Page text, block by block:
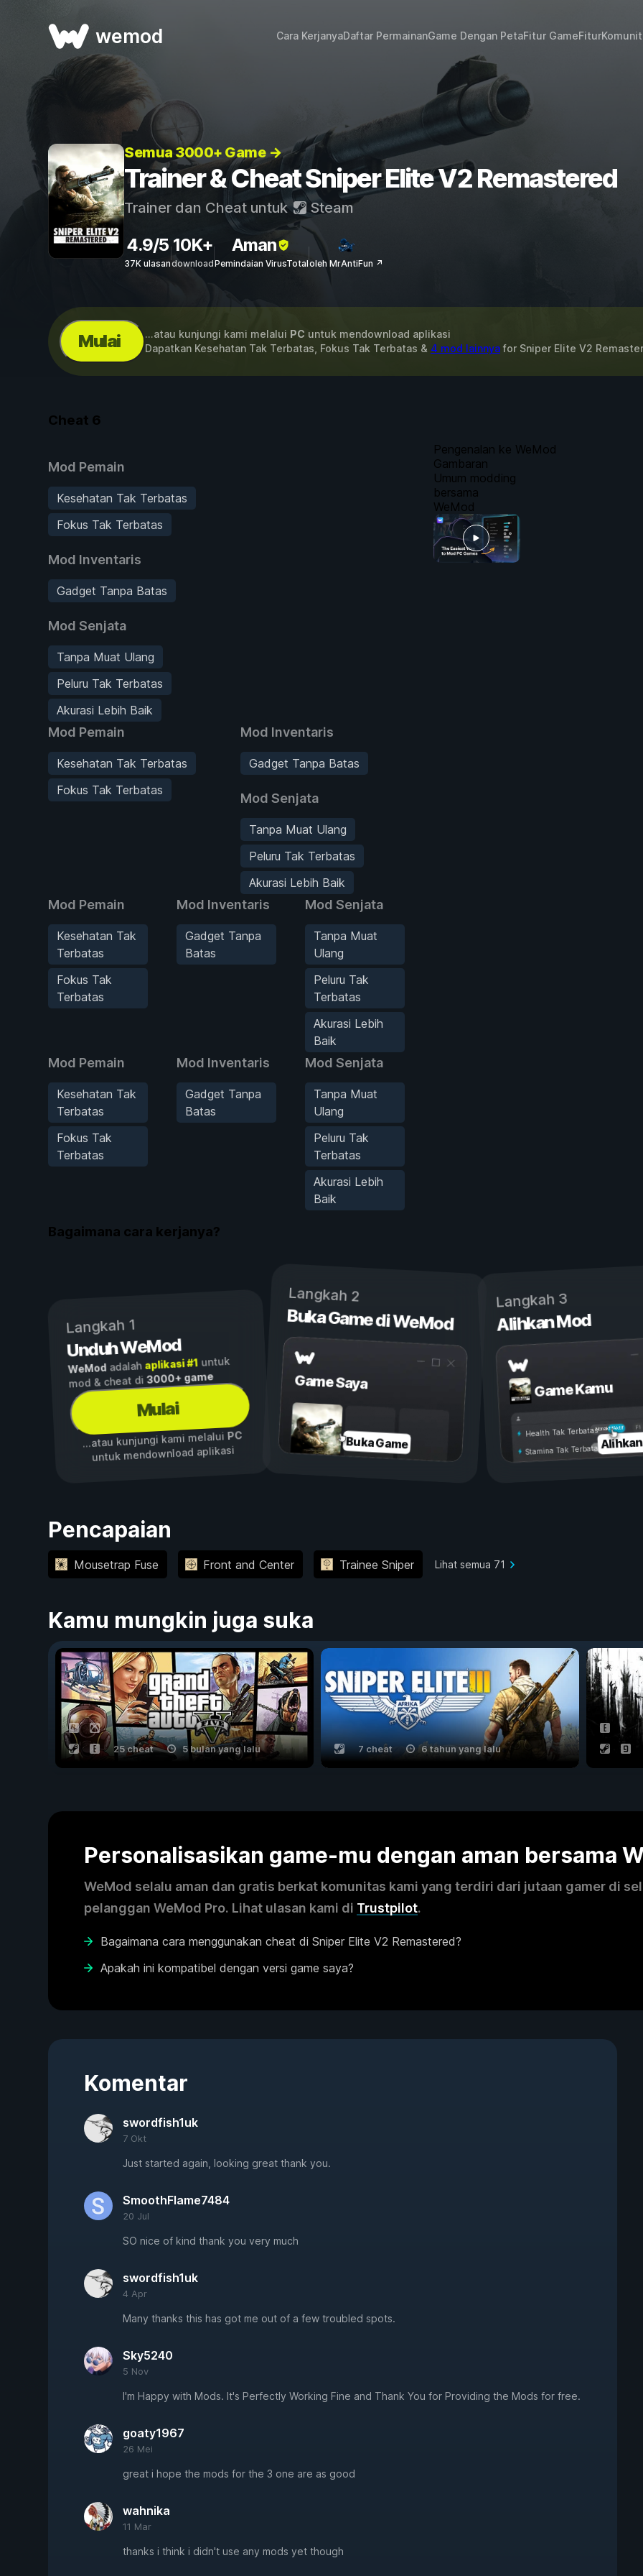
wemod Cara KerjanyaDaftar PermainanGame Dengan PetaFitur GameFitur
Semua 3000+ Game →
Trainer & Cheat Sniper Elite V2 Remastered
Trainer dan Cheat untuk Steam
4.9/5
37K ulasan
10K+
download
Aman
Pemindaian VirusTotaloleh MrAntiFun ↗
Mulai ...atau kunjungi kami melalui PC untuk mendownload aplikasi
Dapatkan Kesehatan Tak Terbatas, Fokus Tak Terbatas & 4 mod lainnyafor Sniper Elite V2
Cheat 6
Mod Pemain
Kesehatan Tak Terbatas
Fokus Tak Terbatas
Mod Inventaris
Gadget Tanpa Batas
Mod Senjata
Tanpa Muat Ulang
Peluru Tak Terbatas
Akurasi Lebih Baik
Mod Pemain
Kesehatan Tak Terbatas
Fokus Tak Terbatas
Mod Inventaris
Gadget Tanpa Batas
Mod Senjata
Tanpa Muat Ulang
Peluru Tak Terbatas
Akurasi Lebih Baik
Mod Pemain
Kesehatan Tak
Terbatas
Fokus Tak
Terbatas
Mod Inventaris
Gadget Tanpa
Batas
Mod Senjata
Tanpa Muat
Ulang
Peluru Tak
Terbatas
Akurasi Lebih
Baik
Mod Pemain
Kesehatan Tak
Terbatas
Fokus Tak
Terbatas
Mod Inventaris
Gadget Tanpa
Batas
Mod Senjata
Tanpa Muat
Ulang
Peluru Tak
Terbatas
Akurasi Lebih
Baik
Pengenalan ke WeMod
Gambaran
Umum modding
bersama
WeMod
Bagaimana cara kerjanya?
Langkah 1
Unduh WeMod
WeMod adalah aplikasi #1untuk
mod & cheat di3000+ game
Mulai
...atau kunjungi kami melalui PC
untuk mendownload aplikasi
Langkah 2
Buka Game di WeMod
Game Saya
Buka Game
Langkah 3
Alihkan Mod
Game Kamu
Aktif
Nonaktif
Health Tak Terbatas
Stamina Tak Terbatas
Pencapaian
Mousetrap Fuse Front and Center Trainee Sniper Lihat semua 71
Kamu mungkin juga suka
25 cheat 5 bulan yang lalu 7 cheat 6 tahun yang lalu
Personalisasikan game-mu dengan aman bersama
WeMod selalu aman dan gratis berkat komunitas kami yang terdiri dari jutaan gamer di
pelanggan WeMod Pro. Lihat ulasan kami di Trustpilot.
Bagaimana cara menggunakan cheat di Sniper Elite V2 Remastered?
Apakah ini kompatibel dengan versi game saya?
Komentar
swordfish1uk
7 Okt
Just started again, looking great thank you.
SmoothFlame7484
20 Jul
SO nice of kind thank you very much
swordfish1uk
4 Apr
Many thanks this has got me out of a few troubled spots.
Sky5240
5 Nov
I'm Happy with Mods. It's Perfectly Working Fine and Thank You for Providing the Mods for free.
goaty1967
26 Mei
great i hope the mods for the 3 one are as good
wahnika
11 Mar
thanks i think i didn't use any mods yet though